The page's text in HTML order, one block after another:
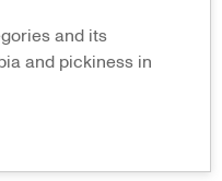
and its
and pickiness in